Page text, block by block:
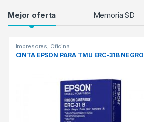
Products Grid
Mejor oferta Memoria SD
Impresores Oficina
CINTA EPSON PARA TMU ERC-31B NEGRO